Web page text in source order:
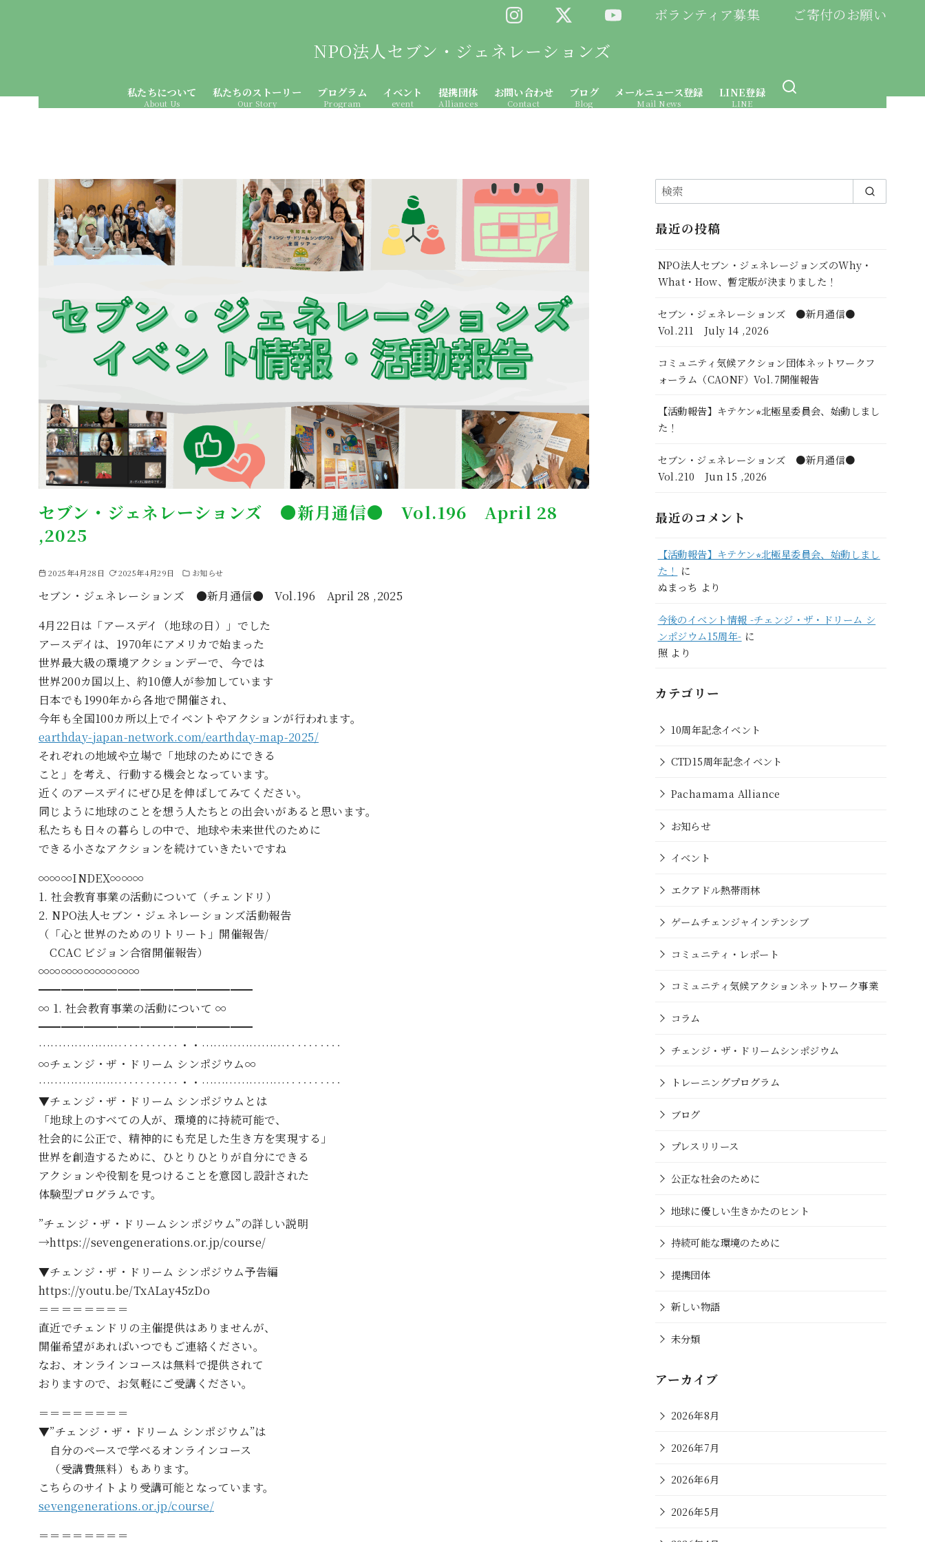
ボランティア募集 ご寄付のお願い
NPO法人セブン・ジェネレーションズ
私たちについて
About Us
私たちのストーリー
Our Story
プログラム
Program
イベント
event
提携団体
Alliances
お問い合わせ
Contact
ブログ
Blog
メールニュース登録
Mail News
LINE登録
LINE
セブン・ジェネレーションズ ●新月通信● Vol.196 April 28
,2025
2025年4月28日 2025年4月29日 お知らせ
セブン・ジェネレーションズ ●新月通信● Vol.196 April 28 ,2025
4月22日は「アースデイ（地球の日）」でした
アースデイは、1970年にアメリカで始まった
世界最大級の環境アクションデーで、今では
世界200カ国以上、約10億人が参加しています
日本でも1990年から各地で開催され、
今年も全国100カ所以上でイベントやアクションが行われます。
earthday-japan-network.com/earthday-map-2025/
それぞれの地域や立場で「地球のためにできる
こと」を考え、行動する機会となっています。
近くのアースデイにぜひ足を伸ばしてみてください。
同じように地球のことを想う人たちとの出会いがあると思います。
私たちも日々の暮らしの中で、地球や未来世代のために
できる小さなアクションを続けていきたいですね
∞∞∞INDEX∞∞∞
1. 社会教育事業の活動について（チェンドリ）
2. NPO法人セブン・ジェネレーションズ活動報告
（「心と世界のためのリトリート」開催報告/
CCAC ビジョン合宿開催報告）
∞∞∞∞∞∞∞∞∞
━━━━━━━━━━━━━━━━━━━
∞ 1. 社会教育事業の活動について ∞
━━━━━━━━━━━━━━━━━━━
…………………‥‥‥‥‥・・…………………‥‥‥‥‥
∞チェンジ・ザ・ドリーム シンポジウム∞
…………………‥‥‥‥‥・・…………………‥‥‥‥‥
▼チェンジ・ザ・ドリーム シンポジウムとは
「地球上のすべての人が、環境的に持続可能で、
社会的に公正で、精神的にも充足した生き方を実現する」
世界を創造するために、ひとりひとりが自分にできる
アクションや役割を見つけることを意図し設計された
体験型プログラムです。
”チェンジ・ザ・ドリームシンポジウム”の詳しい説明
→https://sevengenerations.or.jp/course/
▼チェンジ・ザ・ドリーム シンポジウム予告編
https://youtu.be/TxALay45zDo
＝＝＝＝＝＝＝＝
直近でチェンドリの主催提供はありませんが、
開催希望があればいつでもご連絡ください。
なお、オンラインコースは無料で提供されて
おりますので、お気軽にご受講ください。
＝＝＝＝＝＝＝＝
▼”チェンジ・ザ・ドリーム シンポジウム”は
自分のペースで学べるオンラインコース
（受講費無料）もあります。
こちらのサイトより受講可能となっています。
sevengenerations.or.jp/course/
＝＝＝＝＝＝＝＝
最近の投稿
NPO法人セブン・ジェネレージョンズのWhy・
What・How、暫定版が決まりました！
セブン・ジェネレーションズ ●新月通信●
Vol.211 July 14 ,2026
コミュニティ気候アクション団体ネットワークフ
ォーラム（CAONF）Vol.7開催報告
【活動報告】キテケン⭐︎北極星委員会、始動しまし
た！
セブン・ジェネレーションズ ●新月通信●
Vol.210 Jun 15 ,2026
最近のコメント
【活動報告】キテケン⭐︎北極星委員会、始動しまし
た！
に
ぬまっち より
今後のイベント情報 -チェンジ・ザ・ドリーム シ
ンポジウム15周年- に
照 より
カテゴリー
10周年記念イベント
CTD15周年記念イベント
Pachamama Alliance
お知らせ
イベント
エクアドル熱帯雨林
ゲームチェンジャインテンシブ
コミュニティ・レポート
コミュニティ気候アクションネットワーク事業
コラム
チェンジ・ザ・ドリームシンポジウム
トレーニングプログラム
ブログ
プレスリリース
公正な社会のために
地球に優しい生きかたのヒント
持続可能な環境のために
提携団体
新しい物語
未分類
アーカイブ
2026年8月
2026年7月
2026年6月
2026年5月